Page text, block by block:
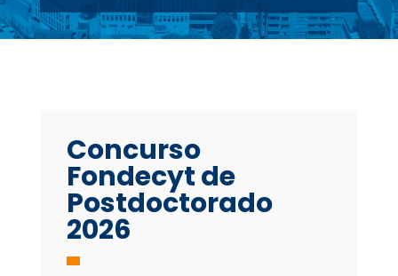
Concurso
Fondecyt de
Postdoctorado
2026